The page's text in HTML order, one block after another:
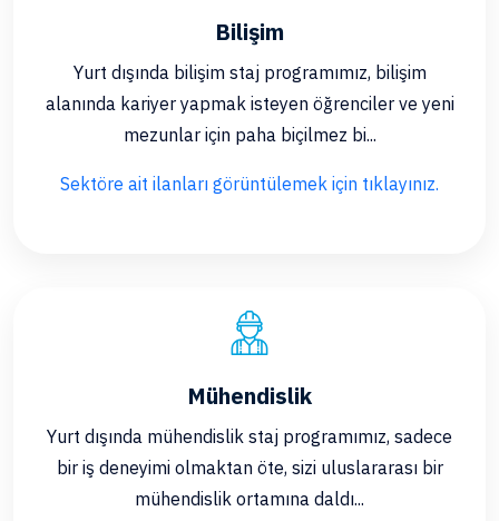
Bilişim
Yurt dışında bilişim staj programımız, bilişim
alanında kariyer yapmak isteyen öğrenciler ve yeni
mezunlar için paha biçilmez bi...
Sektöre ait ilanları görüntülemek için tıklayınız.
Mühendislik
Yurt dışında mühendislik staj programımız, sadece
bir iş deneyimi olmaktan öte, sizi uluslararası bir
mühendislik ortamına daldı...